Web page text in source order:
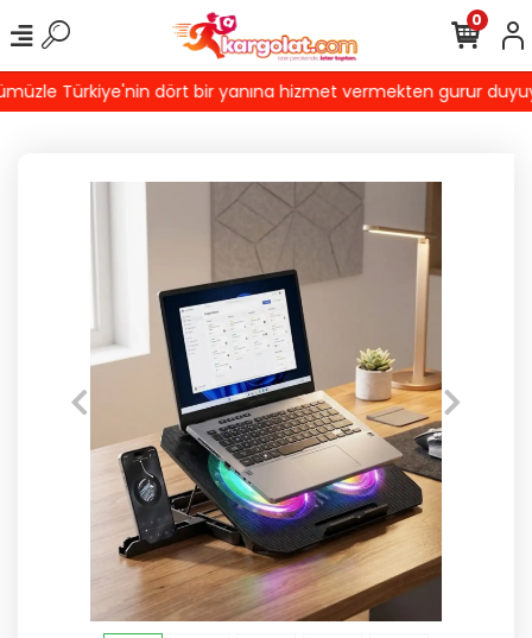
Türkiye'nin dört bir yanına hizmet vermekten gurur
0